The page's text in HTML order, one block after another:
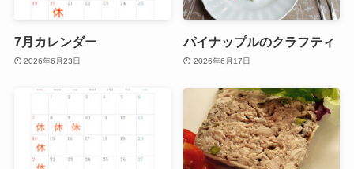
7月カレンダー
2026年6月23日
パイナップルのクラフティ
2026年6月17日